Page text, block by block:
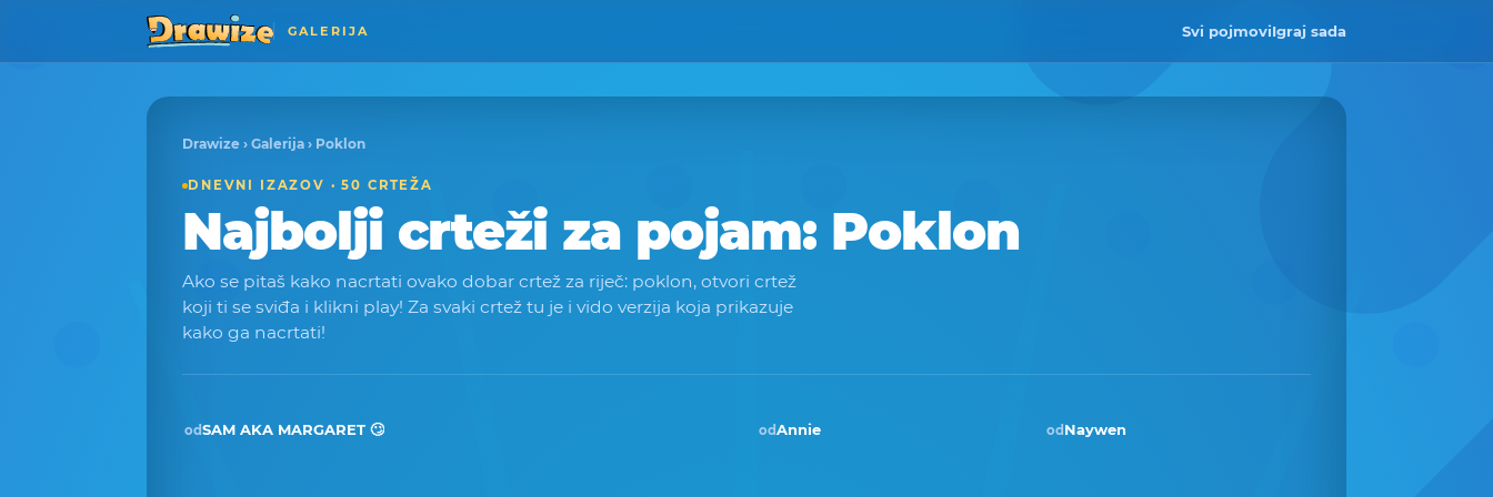
GALERIJA Svi pojmoviIgraj sada
Drawize › Galerija › Poklon
DNEVNI IZAZOV · 50 CRTEŽA
Najbolji crteži za pojam: Poklon
Ako se pitaš kako nacrtati ovako dobar crtež za riječ: poklon, otvori crtež
koji ti se sviđa i klikni play! Za svaki crtež tu je i vido verzija koja prikazuje
kako ga nacrtati!
Pobjednik · stu 2025
odSAM AKA MARGARET 🙄 odAnnie od Naywen